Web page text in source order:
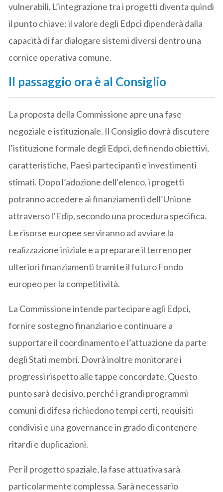
vulnerabili. L’integrazione tra i progetti diventa quindi
il punto chiave: il valore degli Edpci dipenderà dalla
capacità di far dialogare sistemi diversi dentro una
cornice operativa comune.
Il passaggio ora è al Consiglio
La proposta della Commissione apre una fase
negoziale e istituzionale. Il Consiglio dovrà discutere
l’istituzione formale degli Edpci, definendo obiettivi,
caratteristiche, Paesi partecipanti e investimenti
stimati. Dopo l’adozione dell’elenco, i progetti
potranno accedere ai finanziamenti dell’Unione
attraverso l’Edip, secondo una procedura specifica.
Le risorse europee serviranno ad avviare la
realizzazione iniziale e a preparare il terreno per
ulteriori finanziamenti tramite il futuro Fondo
europeo per la competitività.
La Commissione intende partecipare agli Edpci,
fornire sostegno finanziario e continuare a
supportare il coordinamento e l’attuazione da parte
degli Stati membri. Dovrà inoltre monitorare i
progressi rispetto alle tappe concordate. Questo
punto sarà decisivo, perché i grandi programmi
comuni di difesa richiedono tempi certi, requisiti
condivisi e una governance in grado di contenere
ritardi e duplicazioni.
Per il progetto spaziale, la fase attuativa sarà
particolarmente complessa. Sarà necessario